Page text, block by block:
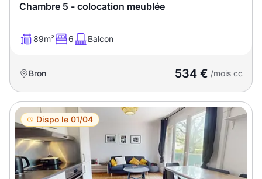
Mettre en avant les
Chambre 5 - colocation meublée
89m² 6 Balcon
Bron 534 € /mois cc
Dispo le 01/04